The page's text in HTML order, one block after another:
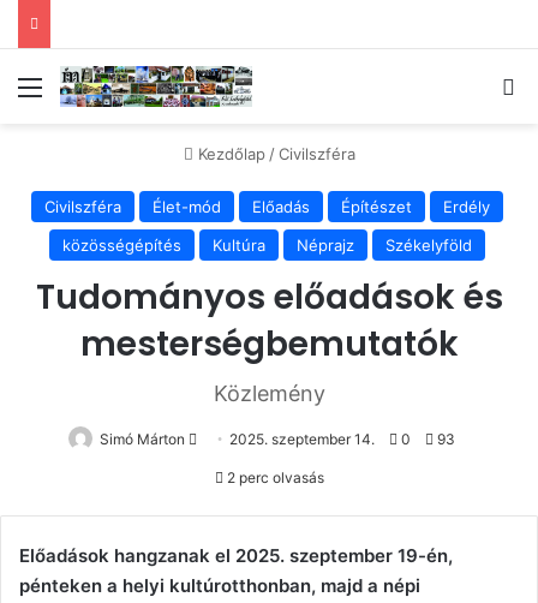
Menü
Kezdőlap / Civilszféra
Civilszféra Élet-mód Előadás Építészet
Erdély
közösségépítés
Kultúra Néprajz Székelyföld
Tudományos előadások és
mesterségbemutatók
Közlemény
Simó Márton
Send 2025. szeptember 14. 0 93
2 perc olvasás
Előadások hangzanak el 2025. szeptember 19-én,
pénteken a helyi kultúrotthonban, majd a népi